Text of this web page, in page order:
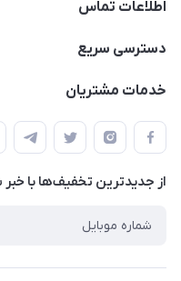
اطلاعات تماس
۰۲۱۰۰۰۰۰۰۰۰
دسترسی سریع
حساب کاربری
لیست محصولات
درباره ما
خدمات مشتریان
قوانین و مقررات
حریم خصوصی
راهنما
از جدید‌ترین تخفیف‌ها با‌